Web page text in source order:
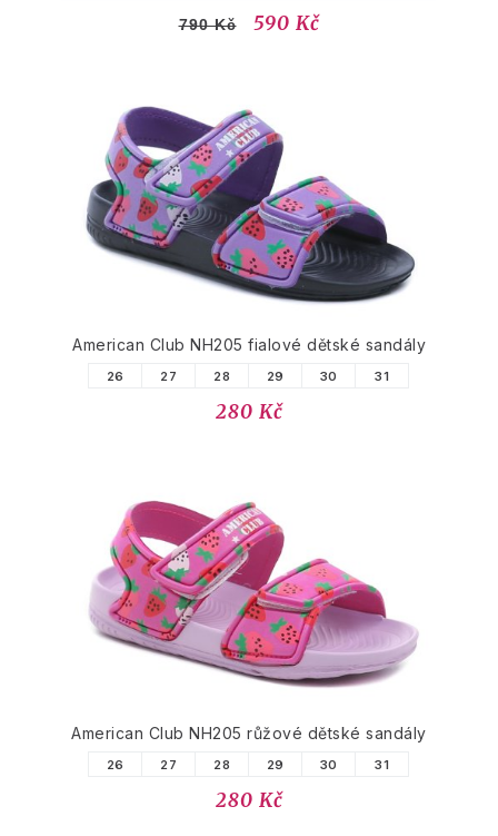
790 Kč 590 Kč
American Club NH205 fialové dětské sandály
26 27 28 29 30 31
280 Kč
American Club NH205 růžové dětské sandály
26 27 28 29 30 31
280 Kč